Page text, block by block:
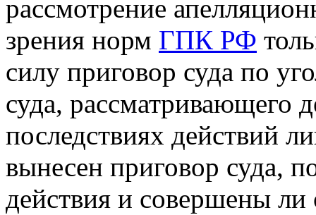
рассмотрение
зрения норм ГПК РФ
силу приговор суда по
суда, рассматривающего
последствиях действий
вынесен приговор суда,
действия и совершены